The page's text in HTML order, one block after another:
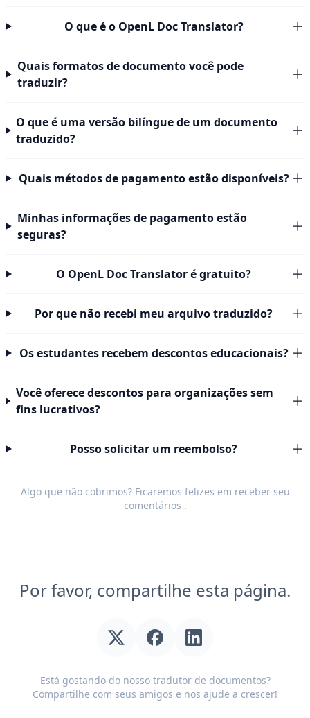
O que é o OpenL Doc Translator?
Quais formatos de documento você pode
traduzir?
O que é uma versão bilíngue de um documento
traduzido?
Quais métodos de pagamento estão disponíveis?
Minhas informações de pagamento estão
seguras?
O OpenL Doc Translator é gratuito?
Por que não recebi meu arquivo traduzido?
Os estudantes recebem descontos educacionais?
Você oferece descontos para organizações sem
fins lucrativos?
Posso solicitar um reembolso?
Algo que não cobrimos? Ficaremos felizes em receber seu
comentários .
Por favor, compartilhe esta página.
Está gostando do nosso tradutor de documentos?
Compartilhe com seus amigos e nos ajude a crescer!